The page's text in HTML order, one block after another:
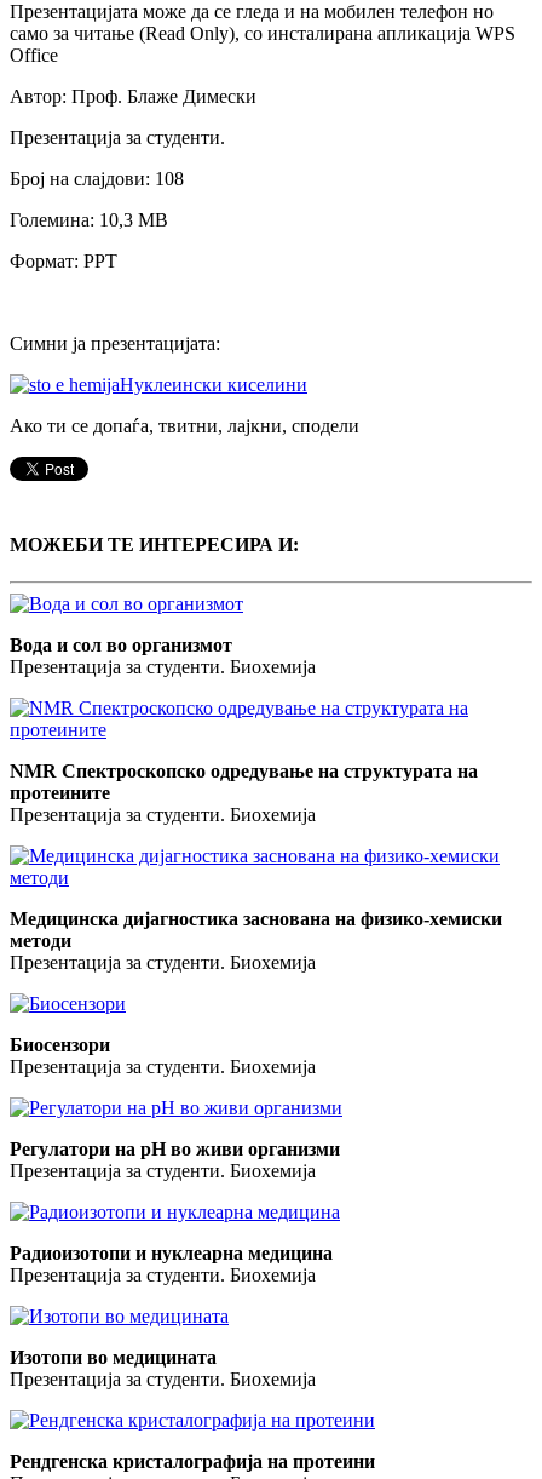
Презентацијата може да се гледа и на мобилен телефон но
само за читање (Read Only), со инсталирана апликација WPS
Office
Автор: Проф. Блаже Димески
Презентација за студенти.
Број на слајдови: 108
Големина: 10,3 МB
Формат: PPT
Симни ја презентацијата:
Нуклеински киселини
Ако ти се допаѓа, твитни, лајкни, сподели
МОЖЕБИ ТЕ ИНТЕРЕСИРА И:
Вода и сол во организмот
Презентација за студенти. Биохемија
NMR Спектроскопско одредување на структурата на
протеините
Презентација за студенти. Биохемија
Медицинска дијагностика заснована на физико-хемиски
методи
Презентација за студенти. Биохемија
Биосензори
Презентација за студенти. Биохемија
Регулатори на pH во живи организми
Презентација за студенти. Биохемија
Радиоизотопи и нуклеарна медицина
Презентација за студенти. Биохемија
Изотопи во медицината
Презентација за студенти. Биохемија
Рендгенска кристалографија на протеини